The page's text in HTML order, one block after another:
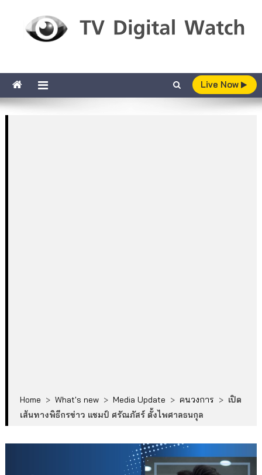
Live Now
Home > What's new > Media Update > คนวงการ > เปิด
เส้นทางพิธีกรข่าว แชมป์ ศรัณภัสร์ ตั้งไพศาลธนกุล